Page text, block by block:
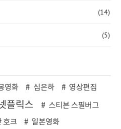
(14)
(5)
영화 심은하 영상편집
플릭스
스티븐 스필버그
호크
일본영화